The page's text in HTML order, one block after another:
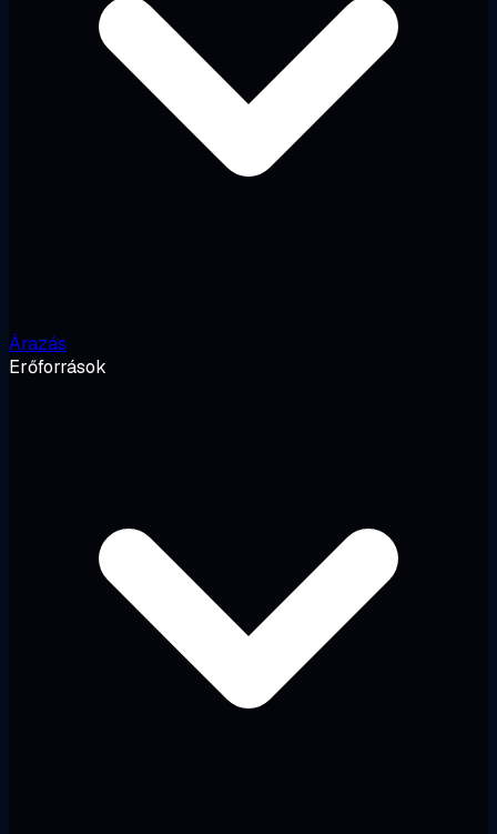
Árazás
Erőforrások